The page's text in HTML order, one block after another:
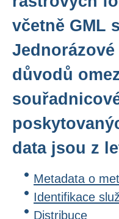
včetně GML
důvodů
data jsou z
Metadata o
Identifikace
Distribuce